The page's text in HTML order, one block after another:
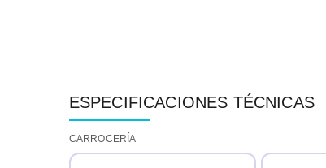
ESPECIFICACIONES TÉCNICAS
CARROCERÍA